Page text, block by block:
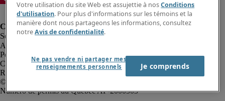
Alerte à la fraude
Politique de confidentialité
Conditions d’utilisation
Rapport sur l'esclavage moderne
Votre utilisation du site Web est assujettie à nosConditions
d'utilisation. Pour plus d'informations sur les témoins et la
manière dont nous partageons les informations, consultez
notreAvis de confidentialité.
Ne pas vendre ni partager mes
renseignements personnels
Je comprends